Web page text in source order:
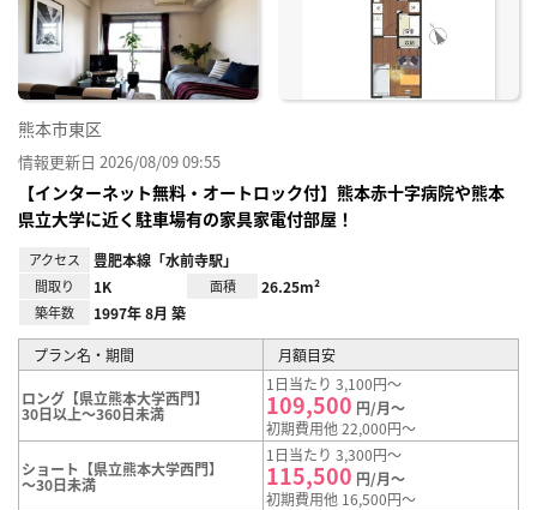
熊本市東区
情報更新日 2026/08/09 09:55
【インターネット無料・オートロック付】熊本赤十字病院や熊本
県立大学に近く駐車場有の家具家電付部屋！
アクセス 豊肥本線「水前寺駅」
間取り 1K 面積 26.25m²
築年数 1997年 8月 築
プラン名・期間 月額目安
ロング【県立熊本大学西門】
30日以上～360日未満
1日当たり 3,100円～
109,500 円/月～
初期費用他 22,000円～
ショート【県立熊本大学西門】
～30日未満
1日当たり 3,300円～
115,500 円/月～
初期費用他 16,500円～